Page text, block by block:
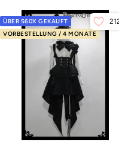
ÜBER 560X GEKAUFT
VORBESTELLUNG / 4 MONATE